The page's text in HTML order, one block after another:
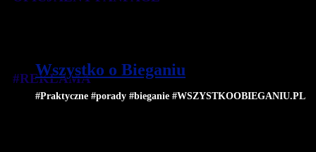
Wszystko o Bieganiu
#Praktyczne #porady #bieganie #WSZYSTKOOBIEGANIU.PL
#REKLAMA